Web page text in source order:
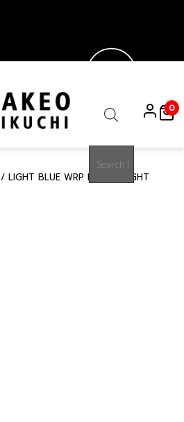
search
0
/ LIGHT BLUE WRP LIGHTWEIGHT